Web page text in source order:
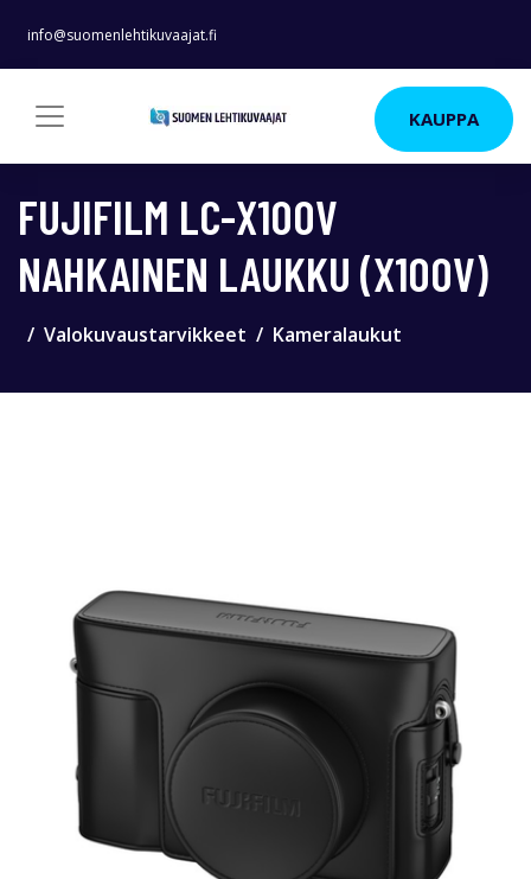
info@suomenlehtikuvaajat.fi
KAUPPA
FUJIFILM LC-X100V
NAHKAINEN LAUKKU (X100V)
Valokuvaustarvikkeet Kameralaukut